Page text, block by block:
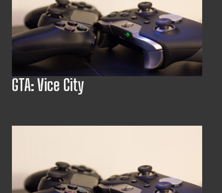
GTA: Vice City